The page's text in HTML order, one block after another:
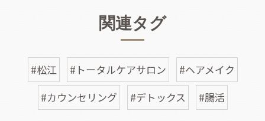
関連タグ
#松江 #トータルケアサロン
#ヘアメイク
#カウンセリング
#デトックス #腸活